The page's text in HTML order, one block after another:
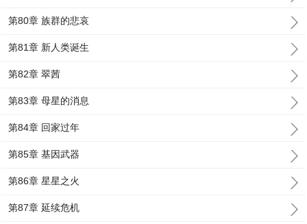
第80章 族群的悲哀
第81章 新人类诞生
第82章 翠茜
第83章 母星的消息
第84章 回家过年
第85章 基因武器
第86章 星星之火
第87章 延续危机